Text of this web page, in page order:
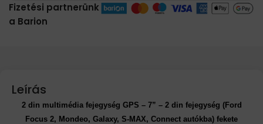
Fizetési partnerünk
a Barion
Leírás
2 din multimédia fejegység GPS – 7” – 2 din fejegység (Ford
Focus 2, Mondeo, Galaxy, S-MAX, Connect autókba) fekete